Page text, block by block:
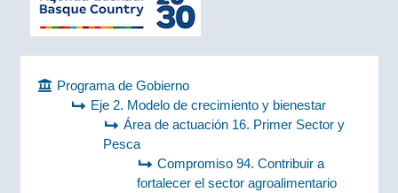
Programa de Gobierno
Eje 2. Modelo de crecimiento y bienestar
Área de actuación 16. Primer Sector y
Pesca
Compromiso 94. Contribuir a
fortalecer el sector agroalimentario